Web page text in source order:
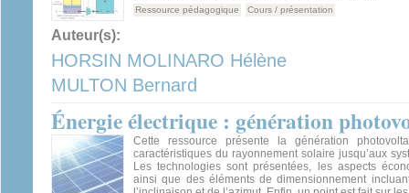
Ressource pédagogique Cours / présentation
Auteur(s):
HORSIN MOLINARO Hélène
MULTON Bernard
Énergie électrique : génération
Cette ressource présente la génération
caractéristiques du rayonnement solaire jusqu’aux
Les technologies sont présentées, les aspects
ainsi que des éléments de dimensionnement